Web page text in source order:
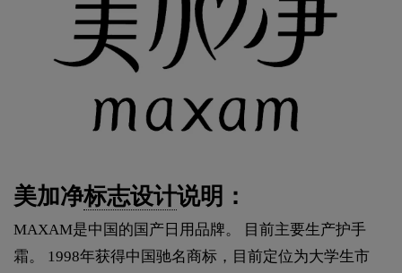
美加净标志设计说明：
MAXAM是中国的国产日用品牌。 目前主要生产护手
霜。 1998年获得中国驰名商标，目前定位为大学生市